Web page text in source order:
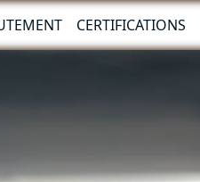
CERTIFICATIONS